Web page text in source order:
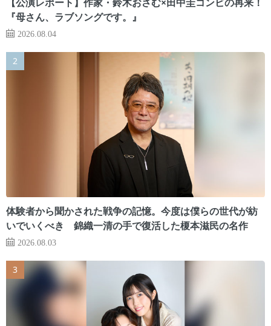
『母さん、ラブソングです。』
2026.08.04
体験者から聞かされた戦争の記憶。今度は僕らの世代が紡
いでいくべき 錦織一清の手で復活した榎本滋民の名作
2026.08.03